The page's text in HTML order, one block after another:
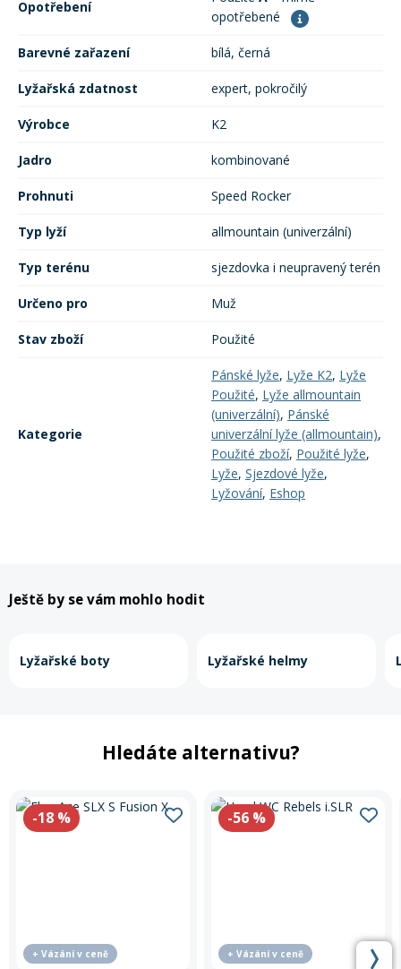
Opotřebení
opotřebené
Barevné zařazení bílá, černá
Lyžařská zdatnost expert, pokročilý
Výrobce K2
Jadro kombinované
Prohnuti Speed Rocker
Typ lyží allmountain (univerzální)
Typ terénu sjezdovka i neupravený terén
Určeno pro Muž
Stav zboží Použité
Kategorie
Pánské lyže, Lyže K2, Lyže
Použité, Lyže allmountain
(univerzální), Pánské
univerzální lyže (allmountain),
Použité zboží, Použité lyže,
Lyže, Sjezdové lyže,
Lyžování, Eshop
Ještě by se vám mohlo hodit
Lyžařské boty Lyžařské helmy
Hledáte alternativu?
-18 %
+ Vázání v ceně
-56 %
+ Vázání v ceně